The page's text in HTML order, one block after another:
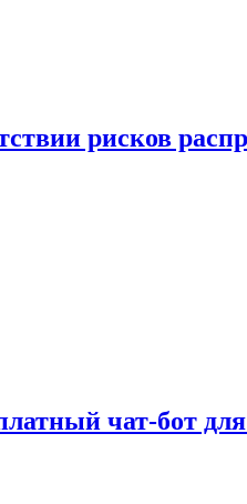
рисков
чат-бот